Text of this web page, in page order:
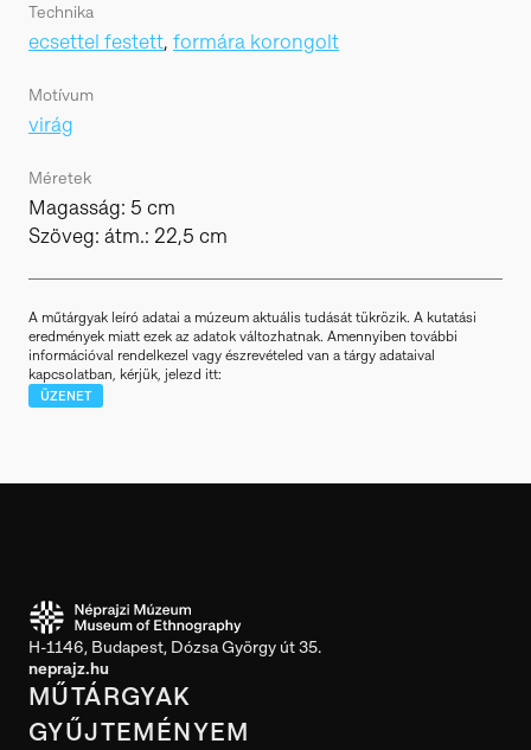
Technika
ecsettel festett, formára korongolt
Motívum
virág
Méretek
Magasság: 5 cm
Szöveg: átm.: 22,5 cm
A műtárgyak leíró adatai a múzeum aktuális tudását tükrözik. A kutatási
eredmények miatt ezek az adatok változhatnak. Amennyiben további
információval rendelkezel vagy észrevételed van a tárgy adataival
kapcsolatban, kérjük, jelezd itt:
ÜZENET
H-1146, Budapest, Dózsa György út 35.
neprajz.hu
MŰTÁRGYAK
GYŰJTEMÉNYEM